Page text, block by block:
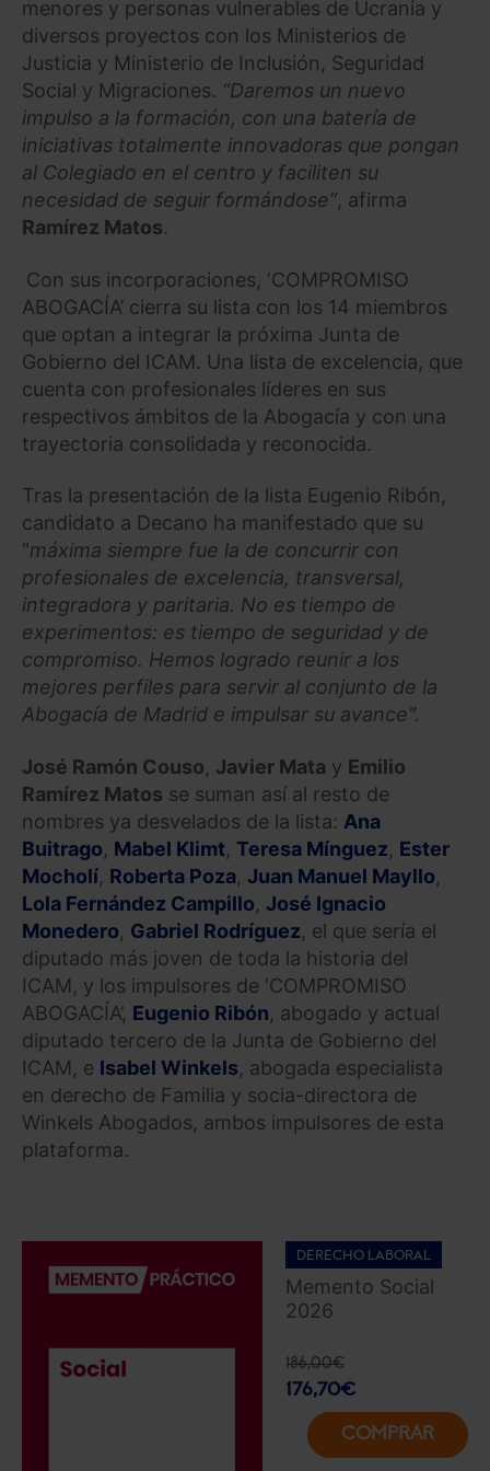
menores y personas vulnerables de Ucrania y
diversos proyectos con los Ministerios de
Justicia y Ministerio de Inclusión, Seguridad
Social y Migraciones. “Daremos un nuevo
impulso a la formación, con una batería de
iniciativas totalmente innovadoras que pongan
al Colegiado en el centro y faciliten su
necesidad de seguir formándose”, afirma
Ramírez Matos.
Con sus incorporaciones, ‘COMPROMISO
ABOGACÍA’ cierra su lista con los 14 miembros
que optan a integrar la próxima Junta de
Gobierno del ICAM. Una lista de excelencia, que
cuenta con profesionales líderes en sus
respectivos ámbitos de la Abogacía y con una
trayectoria consolidada y reconocida.
Tras la presentación de la lista Eugenio Ribón,
candidato a Decano ha manifestado que su
"máxima siempre fue la de concurrir con
profesionales de excelencia, transversal,
integradora y paritaria. No es tiempo de
experimentos: es tiempo de seguridad y de
compromiso. Hemos logrado reunir a los
mejores perfiles para servir al conjunto de la
Abogacía de Madrid e impulsar su avance".
José Ramón Couso, Javier Mata y Emilio
Ramírez Matos se suman así al resto de
nombres ya desvelados de la lista: Ana
Buitrago, Mabel Klimt, Teresa Mínguez, Ester
Mocholí, Roberta Poza, Juan Manuel Mayllo,
Lola Fernández Campillo, José Ignacio
Monedero, Gabriel Rodríguez, el que sería el
diputado más joven de toda la historia del
ICAM, y los impulsores de ‘COMPROMISO
ABOGACÍA’, Eugenio Ribón, abogado y actual
diputado tercero de la Junta de Gobierno del
ICAM, e Isabel Winkels, abogada especialista
en derecho de Familia y socia-directora de
Winkels Abogados, ambos impulsores de esta
plataforma.
DERECHO LABORAL
Memento Social
2026
186,00€
176,70€
COMPRAR